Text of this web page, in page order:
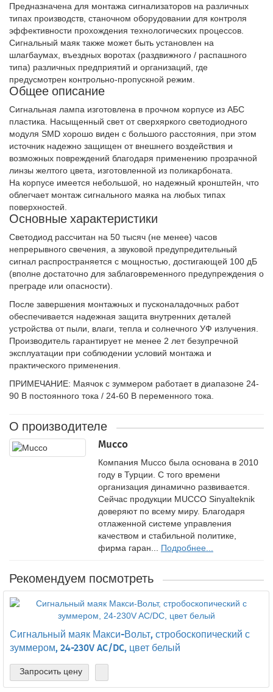
Предназначена для монтажа сигнализаторов на различных
типах производств, станочном оборудовании для контроля
эффективности прохождения технологических процессов.
Сигнальный маяк также может быть установлен на
шлагбаумах, въездных воротах (раздвижного / распашного
типа) различных предприятий и организаций, где
предусмотрен контрольно-пропускной режим.
Общее описание
Сигнальная лампа изготовлена в прочном корпусе из АБС
пластика. Насыщенный свет от сверхяркого светодиодного
модуля SMD хорошо виден с большого расстояния, при этом
источник надежно защищен от внешнего воздействия и
возможных повреждений благодаря применению прозрачной
линзы желтого цвета, изготовленной из поликарбоната.
На корпусе имеется небольшой, но надежный кронштейн, что
облегчает монтаж сигнального маяка на любых типах
поверхностей.
Основные характеристики
Светодиод рассчитан на 50 тысяч (не менее) часов
непрерывного свечения, а звуковой предупредительный
сигнал распространяется с мощностью, достигающей 100 дБ
(вполне достаточно для заблаговременного предупреждения о
преграде или опасности).
После завершения монтажных и пусконаладочных работ
обеспечивается надежная защита внутренних деталей
устройства от пыли, влаги, тепла и солнечного УФ излучения.
Производитель гарантирует не менее 2 лет безупречной
эксплуатации при соблюдении условий монтажа и
практического применения.
ПРИМЕЧАНИЕ: Маячок с зуммером работает в диапазоне 24-
90 В постоянного тока / 24-60 В переменного тока.
О производителе
Mucco
Компания Mucco была основана в 2010
году в Турции. С того времени
организация динамично развивается.
Сейчас продукции MUCCO Sinyalteknik
доверяют по всему миру. Благодаря
отлаженной системе управления
качеством и стабильной политике,
фирма гаран... Подробнее...
Рекомендуем посмотреть
Сигнальный маяк Макси-Вольт, стробоскопический с
зуммером, 24-230V AC/DC, цвет белый
Запросить цену